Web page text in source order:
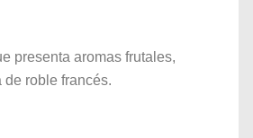
presenta aromas frutales,
roble francés.